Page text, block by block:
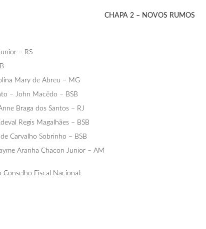
CHAPA 2 – NOVOS RUMOS
– RS
Mary de Abreu – MG
– John Macêdo – BSB
Braga dos Santos – RJ
Regis Magalhães – BSB
Carvalho Sobrinho – BSB
Aranha Chacon Junior – AM
Conselho Fiscal Nacional: